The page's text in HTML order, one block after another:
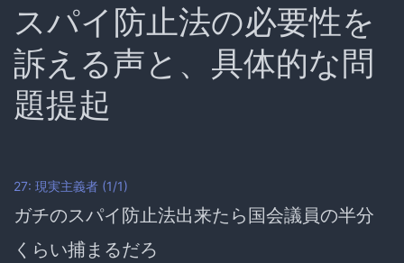
スパイ防止法の必要性を
訴える声と、具体的な問
題提起
27: 現実主義者 (1/1)
ガチのスパイ防止法出来たら国会議員の半分
くらい捕まるだろ